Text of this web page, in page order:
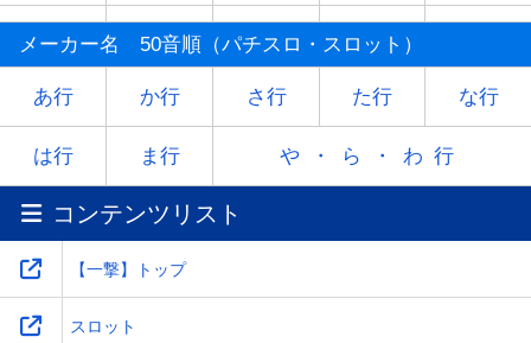
マ ミ ム メ
ヤ - ユ - ヨ
ラ リ レ
ワ -
メーカー名 50音順（パチスロ・スロット）
あ行 か行 さ行 た行 な行
は行 ま行 や・ら・わ行
コンテンツリスト
【一撃】トップ
スロット